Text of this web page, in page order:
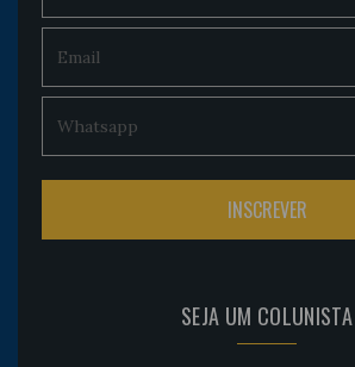
SEJA UM COLUNISTA